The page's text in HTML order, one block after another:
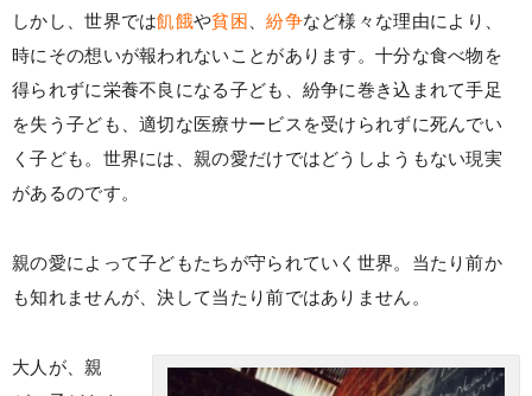
しかし、世界では飢餓や貧困 、紛争など様々な理由により、
時にその想いが報われないことがあります。十分な食べ物を
得られずに栄養不良になる子ども、紛争に巻き込まれて手足
を失う子ども、適切な医療サービスを受けられずに死んでい
く子ども。世界には、親の愛だけではどうしようもない現実
があるのです。
親の愛によって子どもたちが守られていく世界。当たり前か
も知れませんが、決して当たり前ではありません。
大人が、親